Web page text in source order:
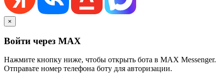
×
Войти через MAX
Нажмите кнопку ниже, чтобы открыть бота в MAX Messenger.
Отправьте номер телефона боту для авторизации.